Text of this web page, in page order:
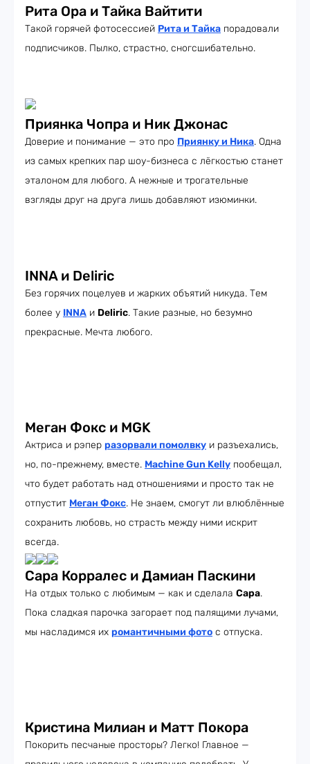
Рита Ора и Тайка Вайтити
Такой горячей фотосессией Рита и Тайка порадовали
подписчиков. Пылко, страстно, сногсшибательно.
Приянка Чопра и Ник Джонас
Доверие и понимание — это про Приянку и Ника. Одна
из самых крепких пар шоу-бизнеса с лёгкостью станет
эталоном для любого. А нежные и трогательные
взгляды друг на друга лишь добавляют изюминки.
INNA и Deliric
Без горячих поцелуев и жарких объятий никуда. Тем
более у INNA и Deliric. Такие разные, но безумно
прекрасные. Мечта любого.
Меган Фокс и MGK
Актриса и рэпер разорвали помолвку и разъехались,
но, по-прежнему, вместе. Machine Gun Kelly пообещал,
что будет работать над отношениями и просто так не
отпустит Меган Фокс. Не знаем, смогут ли влюблённые
сохранить любовь, но страсть между ними искрит
всегда.
Сара Корралес и Дамиан Паскини
На отдых только с любимым — как и сделала Сара.
Пока сладкая парочка загорает под палящими лучами,
мы насладимся их романтичными фото с отпуска.
Кристина Милиан и Матт Покора
Покорить песчаные просторы? Легко! Главное —